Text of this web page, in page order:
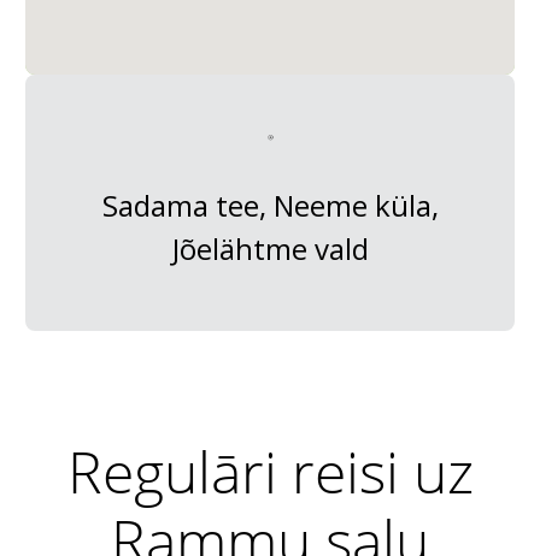
Sadama tee, Neeme küla,
Jõelähtme vald
Regulāri reisi uz
Rammu salu